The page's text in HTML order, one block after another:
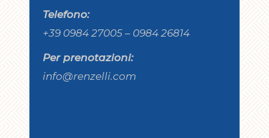
Telefono:
+39 0984 27005 – 0984 26814
Per prenotazioni:
info@renzelli.com